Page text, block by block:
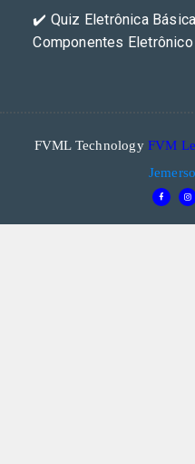
✔️ Quiz Eletrônica
Componentes Eletrônico
FVML Technology FVM